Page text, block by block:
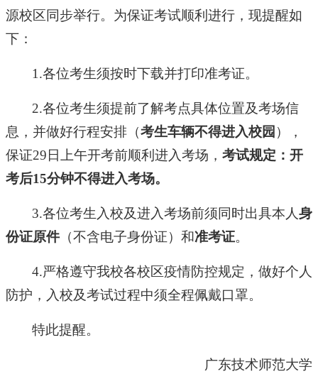
源校区同步举行。为保证考试顺利进行，现提醒如
下：
1.各位考生须按时下载并打印准考证。
2.各位考生须提前了解考点具体位置及考场信
息，并做好行程安排（考生车辆不得进入校园 ），
保证29日上午开考前顺利进入考场， 考试规定：开
考后15分钟不得进入考场。
3.各位考生入校及进入考场前须同时出具本人身
份证原件 （不含电子身份证）和准考证。
4.严格遵守我校各校区疫情防控规定，做好个人
防护，入校及考试过程中须全程佩戴口罩。
特此提醒。
广东技术师范大学